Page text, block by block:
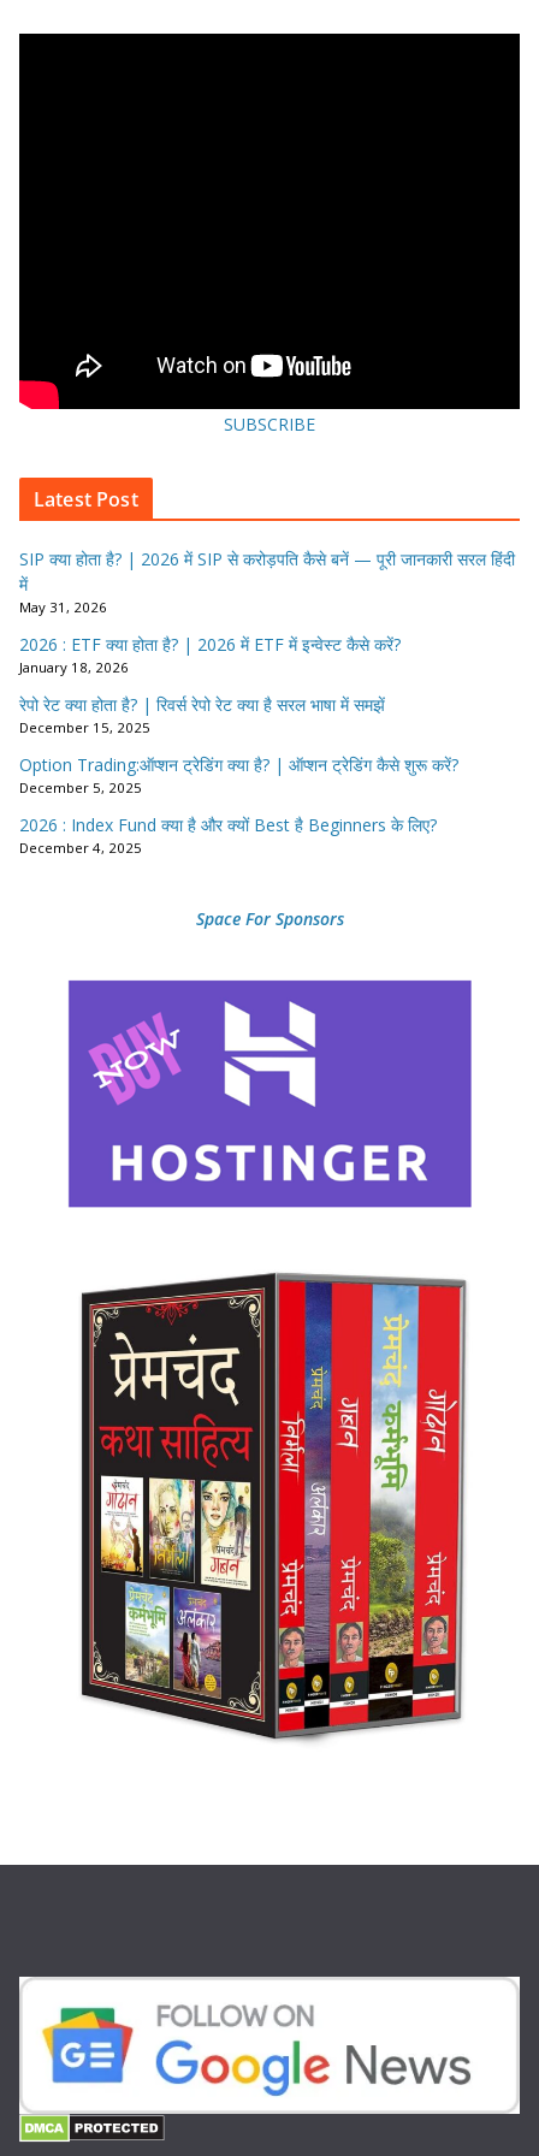
SUBSCRIBE
Latest Post
SIP क्या होता है? | 2026 में SIP से करोड़पति कैसे बनें — पूरी जानकारी सरल हिंदी
में
May 31, 2026
2026 : ETF क्या होता है? | 2026 में ETF में इन्वेस्ट कैसे करें?
January 18, 2026
रेपो रेट क्या होता है? | रिवर्स रेपो रेट क्या है सरल भाषा में समझें
December 15, 2025
Option Trading:ऑप्शन ट्रेडिंग क्या है? | ऑप्शन ट्रेडिंग कैसे शुरू करें?
December 5, 2025
2026 : Index Fund क्या है और क्यों Best है Beginners के लिए?
December 4, 2025
Space For Sponsors